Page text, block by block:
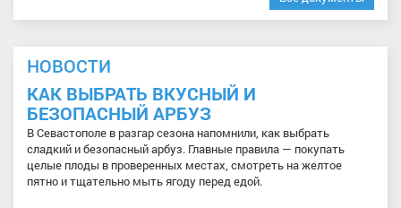
НОВОСТИ
КАК ВЫБРАТЬ ВКУСНЫЙ И
БЕЗОПАСНЫЙ АРБУЗ
В Севастополе в разгар сезона напомнили, как выбрать
сладкий и безопасный арбуз. Главные правила — покупать
целые плоды в проверенных местах, смотреть на желтое
пятно и тщательно мыть ягоду перед едой.